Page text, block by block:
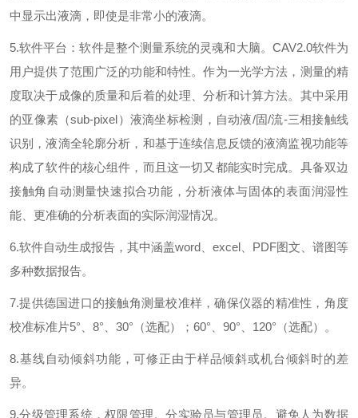
中显示出液滴，即使是非常小的液滴。
5.软件平台：软件是整个测量系统的灵魂和大脑。 CAV2.0软件为
用户提供了范围广泛的功能和特性。作为一光学方法，测量的精
度取决于成像的质量和后着的处理、分析和计算方法。其中采用
的亚像素（sub-pixel）液滴坐标检测，自动液/固/流-三相接触线
识别，液滴全轮廓分析，和基于连续信息反馈的液滴监视功能等
构成了软件的核心组件，而且这一切又都能实时完成。具备双边
接触角自动测量快速拟合功能，分析液体与固体的表面润湿性
能、更准确的分析表面的实际润湿情况。
6.软件自动生成报告，其中涵盖word excel PDF图文、谱图等
多种数据报告。
7.提供德国进口的接触角测量校准样，确保仪器的精准性，角度
校准标准片5°、 8°、 30°（选配）； 60°、 90°、 120°（选配）。
8.基线自动倾斜功能，可修正由于样品倾斜或机台倾斜时的差
异。
9.分级管理系统，权限管理。分实验员与管理员。避免人为数据